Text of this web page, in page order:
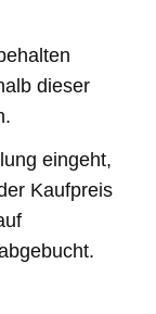
dieser
eingeht,
Kaufpreis